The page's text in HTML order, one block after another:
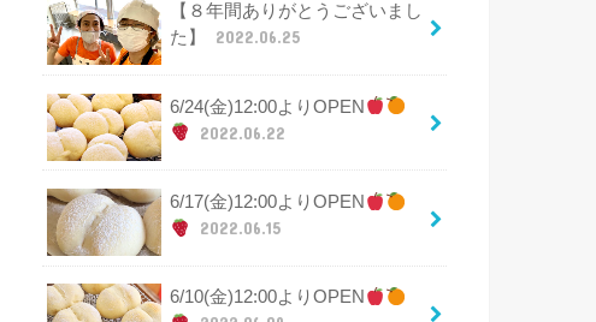
【８年間ありがとうございまし
た】
2022.06.25
6/24(金)12:00よりOPEN
2022.06.22
6/17(金)12:00よりOPEN
2022.06.15
6/10(金)12:00よりOPEN